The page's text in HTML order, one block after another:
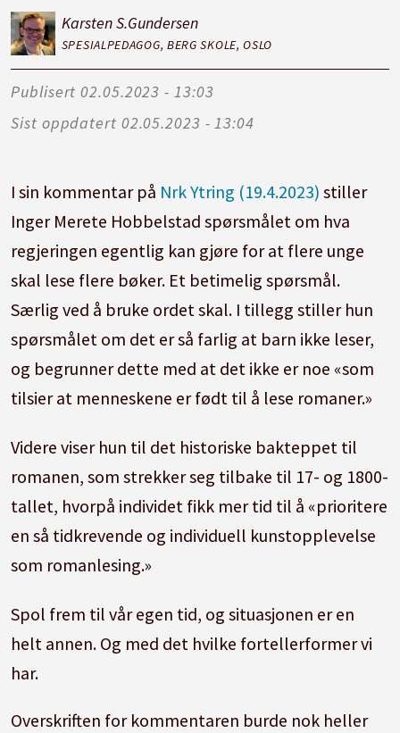
Karsten S.Gundersen
SPESIALPEDAGOG, BERG SKOLE, OSLO
Publisert
02.05.2023 - 13:03
Sist oppdatert
02.05.2023 - 13:04
I sin kommentar på Nrk Ytring (19.4.2023) stiller
Inger Merete Hobbelstad spørsmålet om hva
regjeringen egentlig kan gjøre for at flere unge
skal lese flere bøker. Et betimelig spørsmål.
Særlig ved å bruke ordet skal. I tillegg stiller hun
spørsmålet om det er så farlig at barn ikke leser,
og begrunner dette med at det ikke er noe «som
tilsier at menneskene er født til å lese romaner.»
Videre viser hun til det historiske bakteppet til
romanen, som strekker seg tilbake til 17- og 1800-
tallet, hvorpå individet fikk mer tid til å «prioritere
en så tidkrevende og individuell kunstopplevelse
som romanlesing.»
Spol frem til vår egen tid, og situasjonen er en
helt annen. Og med det hvilke fortellerformer vi
har.
Overskriften for kommentaren burde nok heller